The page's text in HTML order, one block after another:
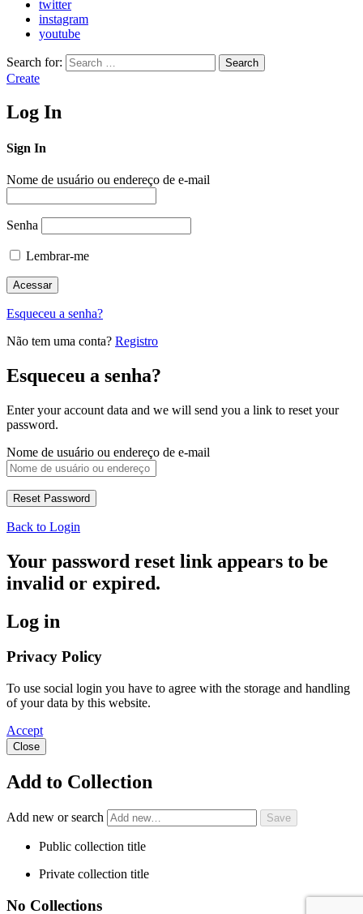
twitter
instagram
youtube
Search for: Search
Create
Log In
Sign In
Nome de usuário ou endereço de e-mail
Senha
Lembrar-me
Esqueceu a senha?
Não tem uma conta? Registro
Esqueceu a senha?
Enter your account data and we will send you a link to reset your
password.
Nome de usuário ou endereço de e-mail
Back to Login
Your password reset link appears to be
invalid or expired.
Log in
Privacy Policy
To use social login you have to agree with the storage and handling
of your data by this website.
Accept
Close
Add to Collection
Add new or search
Public collection title
Private collection title
No Collections